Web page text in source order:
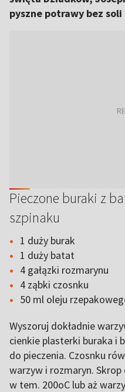
pyszne potrawy bez
Pieczone buraki z
szpinaku
1 duży burak
1 duży batat
4 gałązki rozmarynu
4 ząbki czosnku
50 ml oleju
Wyszoruj dokładnie
cienkie plasterki buraka i
do pieczenia. Czosnku
warzyw i rozmaryn.
w tem. 200oC lub aż